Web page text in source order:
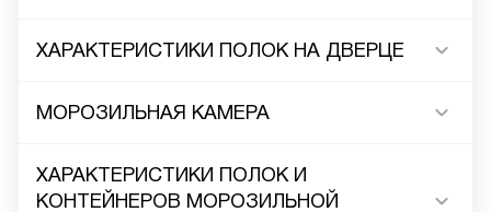
ХАРАКТЕРИСТИКИ ПОЛОК НА ДВЕРЦЕ
МОРОЗИЛЬНАЯ КАМЕРА
ХАРАКТЕРИСТИКИ ПОЛОК И
КОНТЕЙНЕРОВ МОРОЗИЛЬНОЙ